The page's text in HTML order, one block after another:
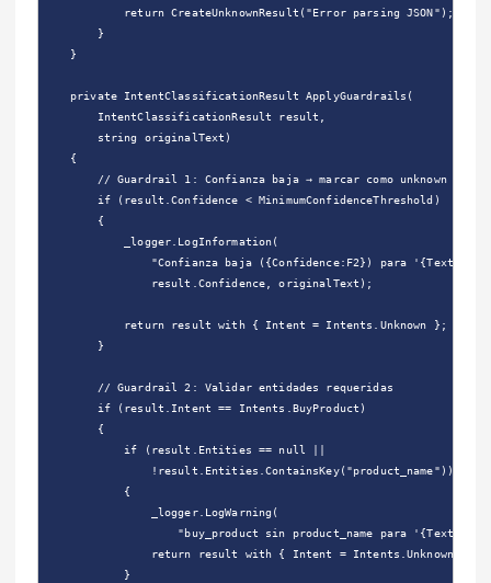
            return CreateUnknownResult("Error parsing JSON");
        }
    }
    private IntentClassificationResult ApplyGuardrails(
        IntentClassificationResult result,
        string originalText)
    {
        // Guardrail 1: Confianza baja → marcar como unknown
        if (result.Confidence < MinimumConfidenceThreshold)
        {
            _logger.LogInformation(
"Confianza baja ({Confidence:F2}) para '{Text}',
                result.Confidence, originalText);
            return result with { Intent = Intents.Unknown };
        }
        // Guardrail 2: Validar entidades requeridas
        if (result.Intent == Intents.BuyProduct)
        {
            if (result.Entities == null ||
                !result.Entities.ContainsKey("product_name"))
            {
                _logger.LogWarning(
"buy_product sin product_name para '{Text}'",
                return result with { Intent = Intents.Unknown };
            }